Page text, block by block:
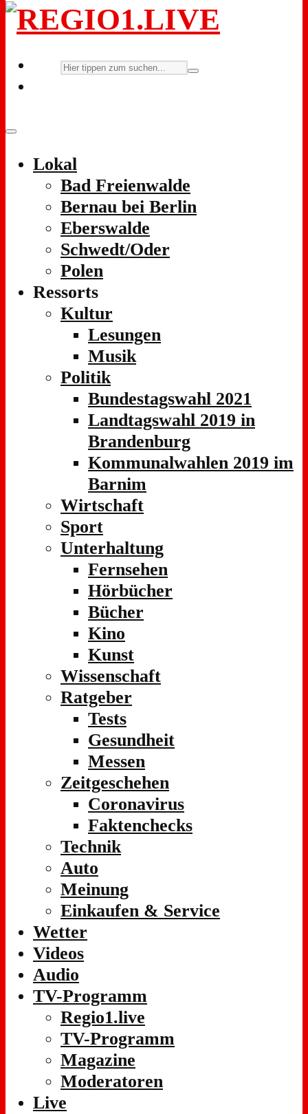
Lokal
Bad Freienwalde
Bernau bei Berlin
Eberswalde
Schwedt/Oder
Polen
Ressorts
Kultur
Lesungen
Musik
Politik
Bundestagswahl 2021
Landtagswahl 2019 in
Brandenburg
Kommunalwahlen 2019 im
Barnim
Wirtschaft
Sport
Unterhaltung
Fernsehen
Hörbücher
Bücher
Kino
Kunst
Wissenschaft
Ratgeber
Tests
Gesundheit
Messen
Zeitgeschehen
Coronavirus
Faktenchecks
Technik
Auto
Meinung
Einkaufen & Service
Wetter
Videos
Audio
TV-Programm
Regio1.live
TV-Programm
Magazine
Moderatoren
Live